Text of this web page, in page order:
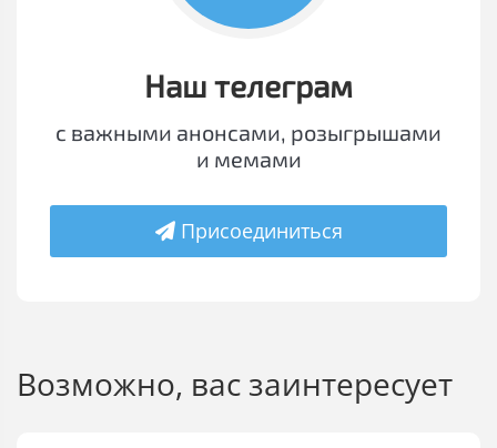
Наш телеграм
с важными анонсами, розыгрышами
и мемами
Присоединиться
Возможно, вас заинтересует